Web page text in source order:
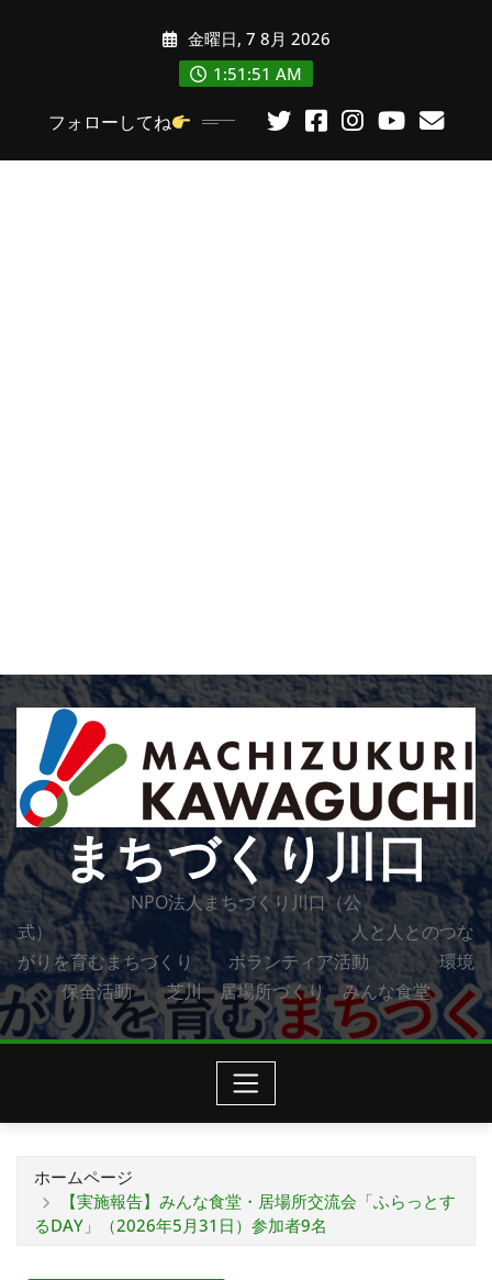
に
金曜日, 7 8月 2026
1:51:53 AM
フォローしてね
まちづくり川口
NPO法人まちづくり川口（公
式） 人と人とのつな
がりを育むまちづくり ボランティア活動 環境
保全活動 芝川 居場所づくり みんな食堂
ホームページ
【実施報告】みんな食堂・居場所交流会「ふらっとす
るDAY」（2026年5月31日）参加者9名